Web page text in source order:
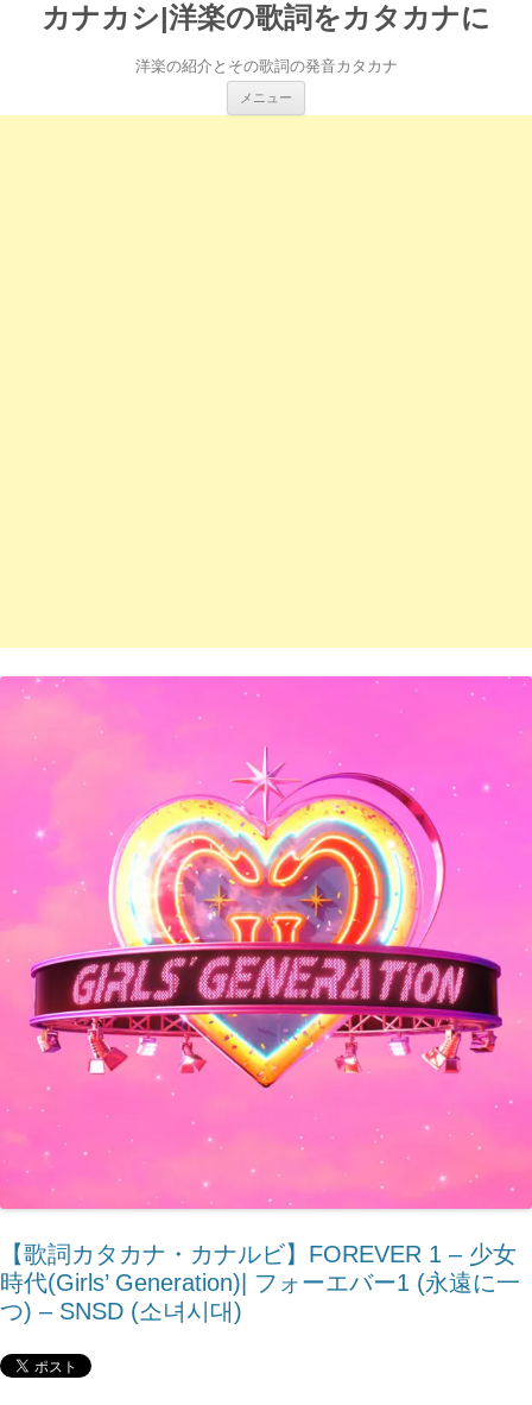
カナカシ|洋楽の歌詞をカタカナに
洋楽の紹介とその歌詞の発音カタカナ
メニュー
【歌詞カタカナ・カナルビ】FOREVER 1 – 少女
時代(Girls’ Generation)| フォーエバー1 (永遠に一
つ) – SNSD (소녀시대)